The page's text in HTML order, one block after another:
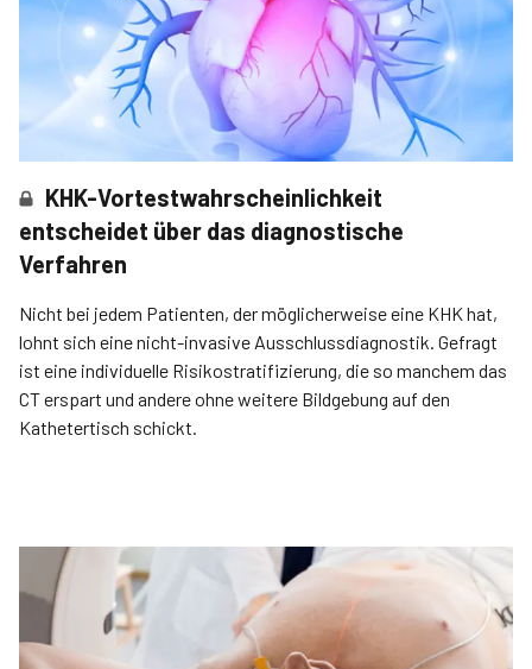
KHK-Vortestwahrscheinlichkeit
entscheidet über das diagnostische
Verfahren
Nicht bei jedem Patienten, der möglicherweise eine KHK hat,
lohnt sich eine nicht-invasive Ausschlussdiagnostik. Gefragt
ist eine individuelle Risiko­stratifizierung, die so manchem das
CT erspart und andere ohne weitere Bildgebung auf den
Kathetertisch schickt.